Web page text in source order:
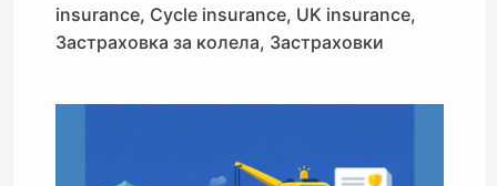
insurance, Cycle insurance, UK insurance,
Застраховка за колела, Застраховки